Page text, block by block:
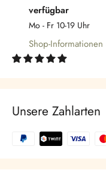
verfügbar
Mo - Fr 10-19 Uhr
Shop-
Unsere Zahlarten